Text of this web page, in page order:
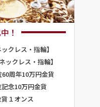
！
クレス・指輪】
ックレス・指輪】
周年10万円金貨
念10万円金貨
１オンス